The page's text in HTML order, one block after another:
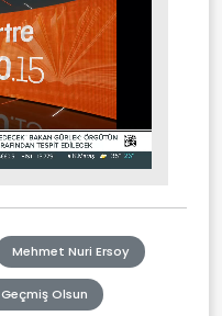
Mehmet Nuri Ersoy
Geçmiş Olsun